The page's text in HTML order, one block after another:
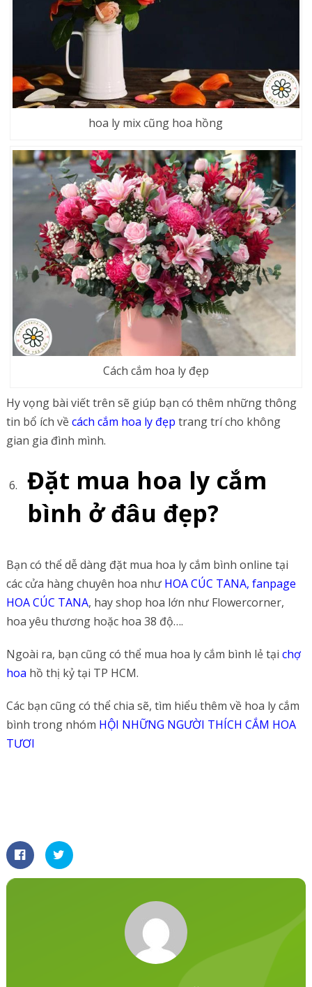
hoa ly mix cũng hoa hồng
Cách cắm hoa ly đẹp
Hy vọng bài viết trên sẽ giúp bạn có thêm những thông
tin bổ ích vềcách cắm hoa ly đẹp trang trí cho không
gian gia đình mình.
Đặt mua hoa ly cắm
bình ở đâu đẹp?
Bạn có thể dễ dàng đặt mua hoa ly cắm bình online tại
các cửa hàng chuyên hoa như HOA CÚC TANA, fanpage
HOA CÚC TANA, hay shop hoa lớn như Flowercorner,
hoa yêu thương hoặc hoa 38 độ….
Ngoài ra, bạn cũng có thể mua hoa ly cắm bình lẻ tại chợ
hoa hồ thị kỷ tại TP HCM.
Các bạn cũng có thể chia sẽ, tìm hiểu thêm về hoa ly cắm
bình trong nhóm HỘI NHỮNG NGƯỜI THÍCH CẮM HOA
TƯƠI